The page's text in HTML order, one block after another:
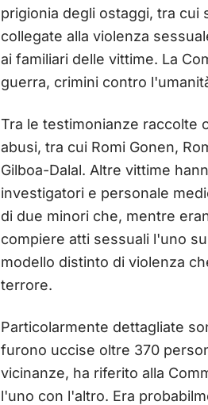
prigionia degli ostaggi, tra
collegate alla violenza
ai familiari delle vittime. La
guerra, crimini contro
Tra le testimonianze raccolte
abusi, tra cui Romi Gonen,
Gilboa-Dalal. Altre vittime
investigatori e personale
di due minori che, mentre
compiere atti sessuali l'uno
modello distinto di violenza
terrore.
Particolarmente dettagliate
furono uccise oltre 370
vicinanze, ha riferito alla
l'uno con l'altro. Era